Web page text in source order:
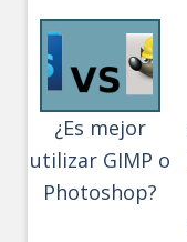
¿Es mejor
utilizar GIMP o
Photoshop?